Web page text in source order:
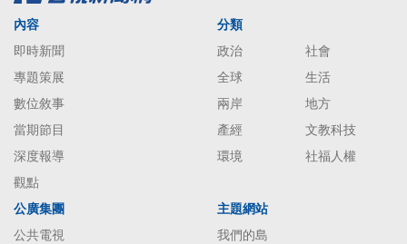
內容
即時新聞
專題策展
數位敘事
當期節目
深度報導
觀點
分類
政治
社會
全球
生活
兩岸
地方
產經
文教科技
環境
社福人權
公廣集團
公共電視
主題網站
我們的島